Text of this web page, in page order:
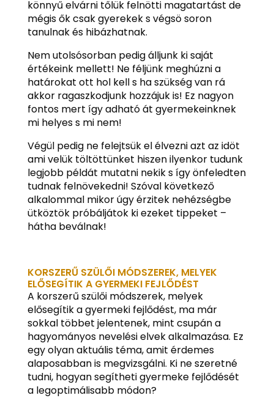
könnyű elvárni tőlük felnötti magatartást de
mégis ők csak gyerekek s végsö soron
tanulnak és hibázhatnak.
Nem utolsósorban pedig álljunk ki saját
értékeink mellett! Ne féljünk meghúzni a
határokat ott hol kell s ha szükség van rá
akkor ragaszkodjunk hozzájuk is! Ez nagyon
fontos mert így adható át gyermekeinknek
mi helyes s mi nem!
Végül pedig ne felejtsük el élvezni azt az idöt
ami velük töltöttünket hiszen ilyenkor tudunk
legjobb példát mutatni nekik s így önfeledten
tudnak felnövekedni! Szóval következő
alkalommal mikor úgy érzitek nehézségbe
ütköztök próbáljátok ki ezeket tippeket –
hátha beválnak!
KORSZERŰ SZÜLŐI MÓDSZEREK, MELYEK
ELŐSEGÍTIK A GYERMEKI FEJLŐDÉST
A korszerű szülői módszerek, melyek
elősegítik a gyermeki fejlődést, ma már
sokkal többet jelentenek, mint csupán a
hagyományos nevelési elvek alkalmazása. Ez
egy olyan aktuális téma, amit érdemes
alaposabban is megvizsgálni. Ki ne szeretné
tudni, hogyan segítheti gyermeke fejlődését
a legoptimálisabb módon?